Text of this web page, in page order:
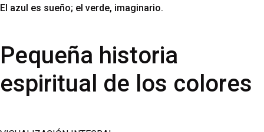
El azul es sueño; el verde, imaginario.
Pequeña historia
espiritual de los colores